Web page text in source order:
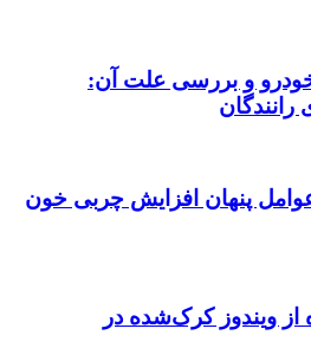
خودرو و بررسی علت آن:
رانندگان
پنهان افزایش چربی خون
ویندوز کرک‌شده در